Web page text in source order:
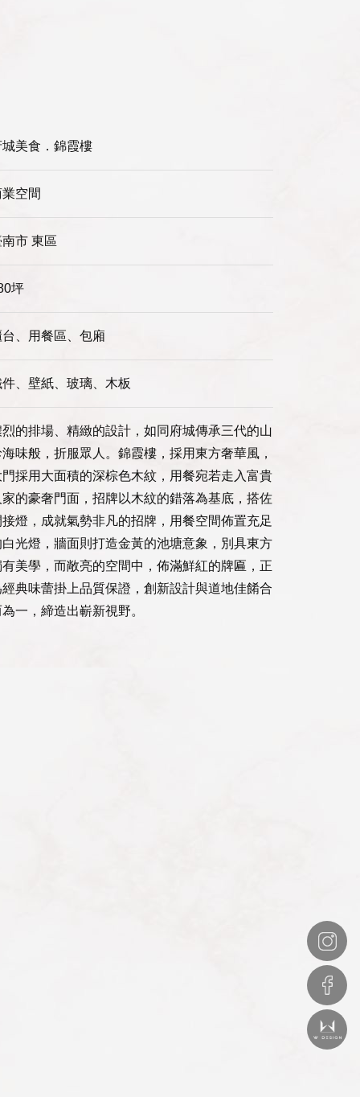
城美食．錦霞樓
空間
市 東區
坪
台、用餐區、包廂
、壁紙、玻璃、木板
烈的排場、精緻的設計，如同府城傳承三代的山
味般，折服眾人。錦霞樓，採用東方奢華風，
門採用大面積的深棕色木紋，用餐宛若走入富貴
家的豪奢門面，招牌以木紋的錯落為基底，搭佐
接燈，成就氣勢非凡的招牌，用餐空間佈置充足
白光燈，牆面則打造金黃的池塘意象，別具東方
有美學，而敞亮的空間中，佈滿鮮紅的牌匾，正
經典味蕾掛上品質保證，創新設計與道地佳餚合
一，締造出嶄新視野。